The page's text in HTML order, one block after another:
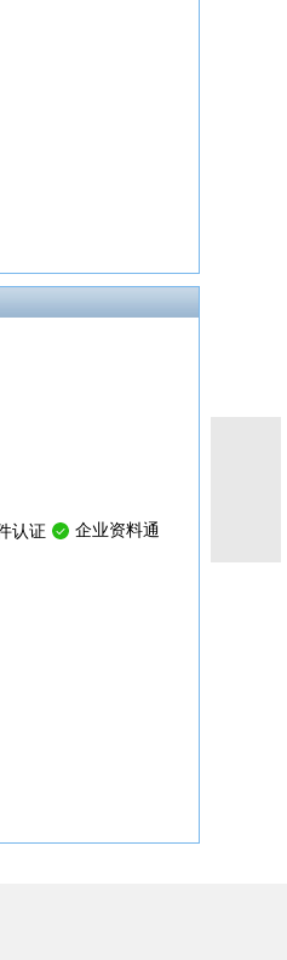
企业资料通